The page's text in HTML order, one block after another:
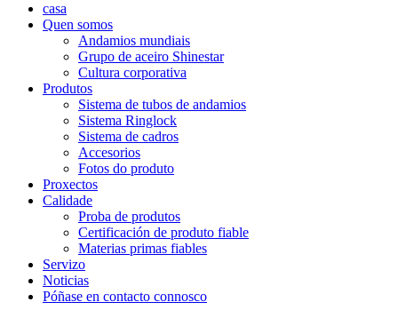
casa
Quen somos
Andamios mundiais
Grupo de aceiro Shinestar
Cultura corporativa
Produtos
Sistema de tubos de andamios
Sistema Ringlock
Sistema de cadros
Accesorios
Fotos do produto
Proxectos
Calidade
Proba de produtos
Certificación de produto fiable
Materias primas fiables
Servizo
Noticias
Póñase en contacto connosco